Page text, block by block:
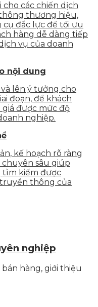
cho các chiến dịch
thương hiệu,
cụ đắc lực để tối ưu
hàng dễ dàng tiếp
vụ của doanh
nội dung
lên ý tưởng cho
đoạn, để khách
giá được mức độ
nghiệp.
kế hoạch rõ ràng
sâu giúp
tìm kiếm được
thông của
nghiệp
hàng, giới thiệu